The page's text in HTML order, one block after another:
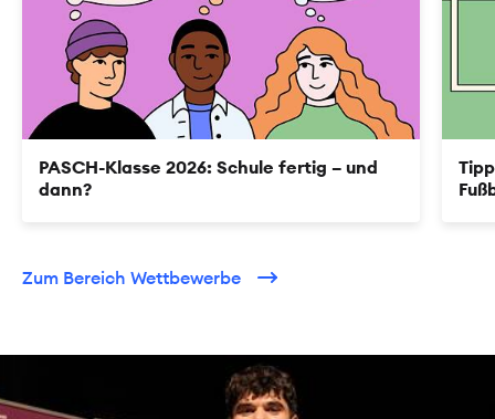
PASCH-Klasse 2026: Schule fertig – und
dann?
Zum Bereich Wettbewerbe